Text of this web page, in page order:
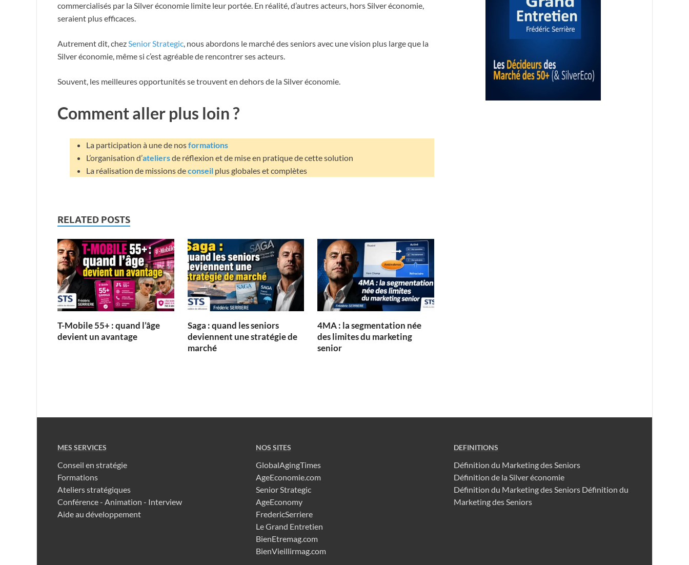
commercialisés par la Silver économie limite leur portée. En réalité, d’autres acteurs, hors Silver économie,
seraient plus efficaces.
Autrement dit, chezSenior Strategic, nous abordons le marché des seniors avec une vision plus large que la
Silver économie, même si c’est agréable de rencontrer ses acteurs.
Souvent, les meilleures opportunités se trouvent en dehors de la Silver économie.
Comment aller plus loin ?
La participation à une de nosformations
L’organisation d’ateliersde réflexion et de mise en pratique de cette solution
La réalisation de missions deconseil plus globales et complètes
RELATED POSTS
T-Mobile 55+ : quand l’âge
devient un avantage
Saga : quand les seniors
deviennent une stratégie de
marché
4MA : la segmentation née
des limites du marketing
senior
MES SERVICES
Conseil en stratégie
Formations
Ateliers stratégiques
Conférence - Animation - Interview
Aide au développement
NOS SITES
GlobalAgingTimes
AgeEconomie.com
Senior Strategic
AgeEconomy
FredericSerriere
Le Grand Entretien
BienEtremag.com
BienVieillirmag.com
DEFINITIONS
Définition du Marketing des Seniors
Définition de la Silver économie
Définition du Marketing des Seniors Définition du
Marketing des Seniors